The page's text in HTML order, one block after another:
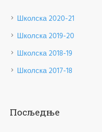
Школска 2020-21
Школска 2019-20
Школска 2018-19
Школска 2017-18
Посљедње